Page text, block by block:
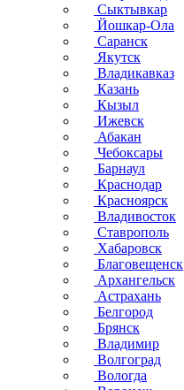
Сыктывкар
Йошкар-Ола
Саранск
Якутск
Владикавказ
Казань
Кызыл
Ижевск
Абакан
Чебоксары
Барнаул
Краснодар
Красноярск
Владивосток
Ставрополь
Хабаровск
Благовещенск
Архангельск
Астрахань
Белгород
Брянск
Владимир
Волгоград
Вологда